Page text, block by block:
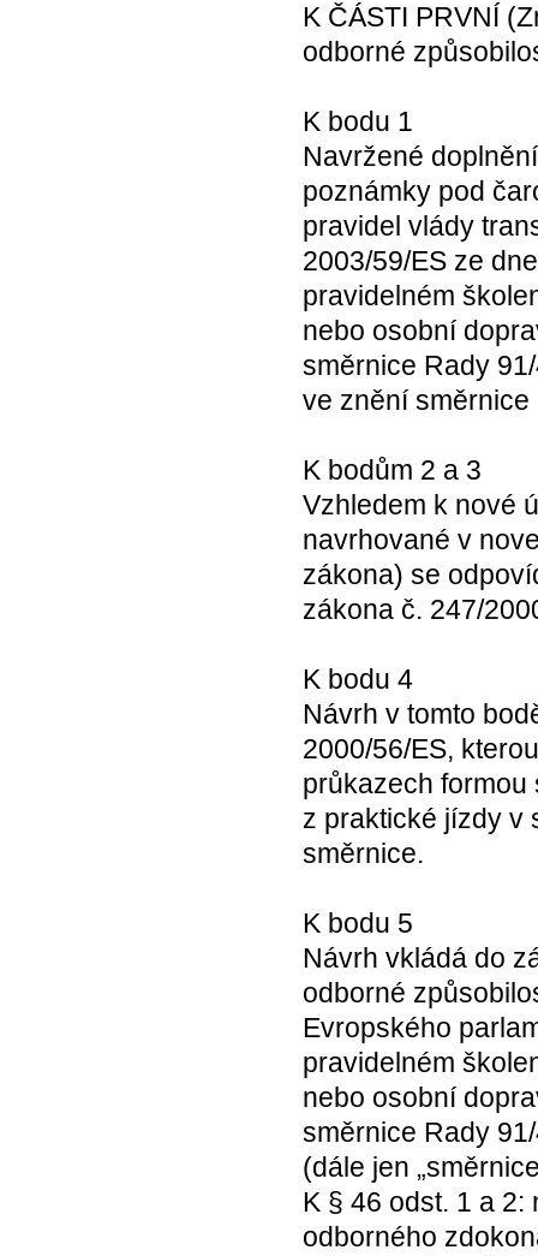
K ČÁSTI PRVNÍ
odborné
K bodu 1
Navržené
poznámky pod
pravidel vlády
2003/59/ES ze
pravidelném
nebo osobní
směrnice Rady
ve znění směrnice
K bodům 2 a 3
Vzhledem k nové
navrhované v
zákona) se
zákona č. 247/
K bodu 4
Návrh v tomto
2000/56/ES,
průkazech
z praktické jízdy v
směrnice.
K bodu 5
Návrh vkládá do
odborné
Evropského
pravidelném
nebo osobní
směrnice Rady
(dále jen
K § 46 odst. 1 a
odborného